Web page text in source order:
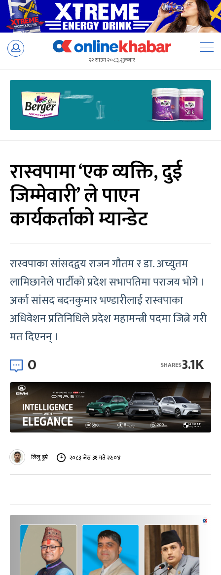
Skip
२२ साउन २०८३, शुक्रबार
रास्वपामा ‘एक व्यक्ति, दुई
जिम्मेवारी’ ले पाएन
कार्यकर्ताको म्यान्डेट
रास्वपाका सांसदद्वय राजन गौतम र डा. अच्युतम
लामिछानेले पार्टीको प्रदेश सभापतिमा पराजय भोगे ।
अर्का सांसद बदनकुमार भण्डारीलाई रास्वपाका
अधिवेशन प्रतिनिधिले प्रदेश महामन्त्री पदमा जित्ने गरी
मत दिएनन् ।
0 3.1K
SHARES
लिलु डुम्रे २०८३ जेठ ३१ गते २२:०४